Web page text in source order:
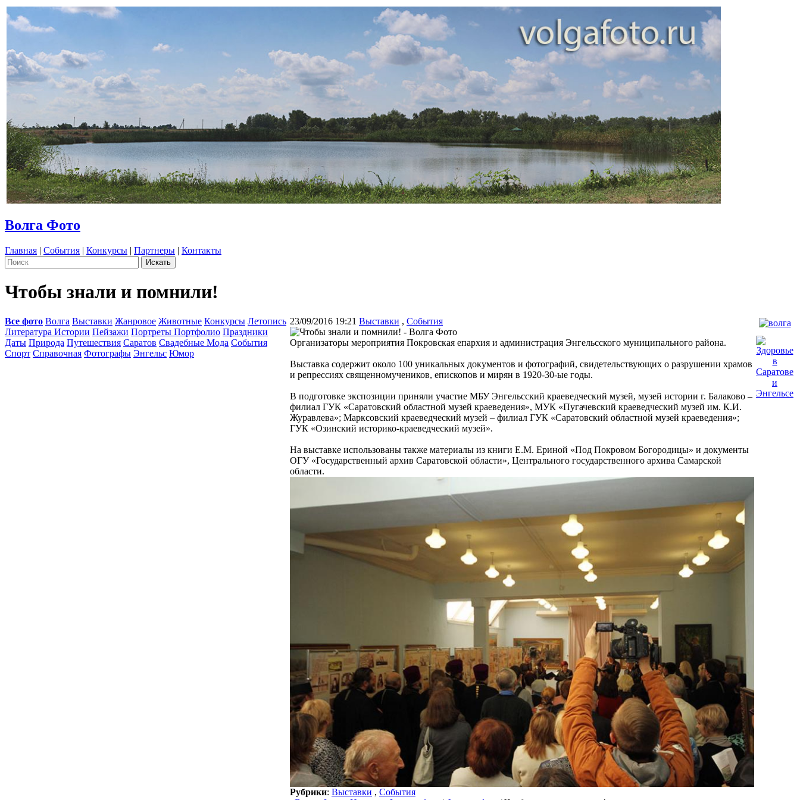
Волга Фото
Главная | События | Конкурсы | Партнеры | Контакты
Чтобы знали и помнили!
Все фото Волга Выставки Жанровое Животные Конкурсы Летопись
Литература Истории Пейзажи Портреты Портфолио Праздники
Даты Природа Путешествия Саратов Свадебные Мода События
Спорт Справочная Фотографы Энгельс Юмор
23/09/2016 19:21 Выставки , События
Организаторы мероприятия Покровская епархия и администрация Энгельсского муниципального района.
Выставка содержит около 100 уникальных документов и фотографий, свидетельствующих о разрушении храмов
и репрессиях священномучеников, епископов и мирян в 1920-30-ые годы.
В подготовке экспозиции приняли участие МБУ Энгельсский краеведческий музей, музей истории г. Балаково –
филиал ГУК «Саратовский областной музей краеведения», МУК «Пугачевский краеведческий музей им. К.И.
Журавлева»; Марксовский краеведческий музей – филиал ГУК «Саратовский областной музей краеведения»;
ГУК «Озинский историко-краеведческий музей».
На выставке использованы также материалы из книги Е.М. Ериной «Под Покровом Богородицы» и документы
ОГУ «Государственный архив Саратовской области», Центрального государственного архива Самарской
области.
Рубрики: Выставки , События